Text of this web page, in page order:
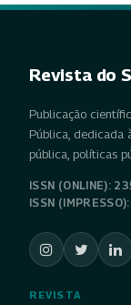
Revista do
Publicação
Pública, dedicada
pública, políticas
ISSN (ONLINE):
ISSN
REVISTA